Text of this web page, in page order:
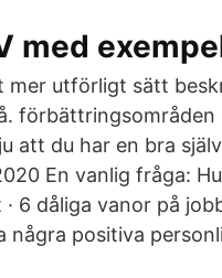
med
mer utförligt sätt
förbättringsområden
att du har en bra
En vanlig fråga:
6 dåliga vanor på
positiva